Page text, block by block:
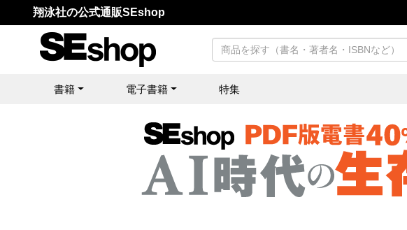
翔泳社の公式通販SEshop
書籍 電子書籍 特集